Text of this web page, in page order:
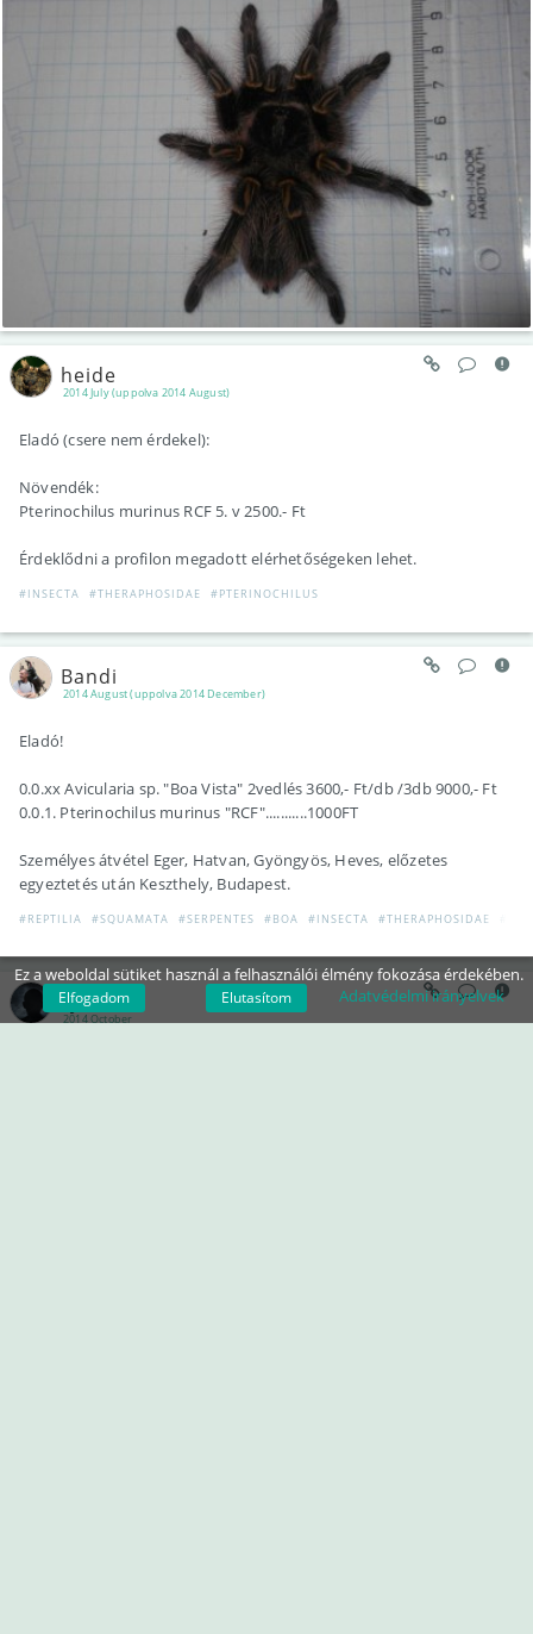
2014 July (uppolva 2014 August)
heide
Eladó (csere nem érdekel):
Növendék:
Pterinochilus murinus RCF 5. v 2500.- Ft
Érdeklődni a profilon megadott elérhetőségeken lehet.
#INSECTA #THERAPHOSIDAE #PTERINOCHILUS
2014 August (uppolva 2014 December)
Bandi
Eladó!
0.0.xx Avicularia sp. "Boa Vista" 2vedlés 3600,- Ft/db /3db 9000,- Ft
0.0.1. Pterinochilus murinus "RCF"...........1000FT
Személyes átvétel Eger, Hatvan, Gyöngyös, Heves, előzetes
egyeztetés után Keszthely, Budapest.
#REPTILIA #SQUAMATA #SERPENTES #BOA #INSECTA #THERAPHOSIDAE
2014 October
rybak
Ez a weboldal sütiket használ a felhasználói élmény fokozása érdekében.
Elfogadom Elutasítom Adatvédelmi irányelvek